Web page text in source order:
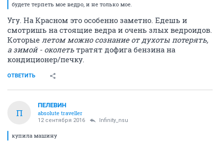
будете терпеть мое ведро, и не только мое.
Угу. На Красном это особенно заметно. Едешь и
смотришь на стоящие ведра и очень злых ведроидов.
Которые летом можно сознание от духоты потерять,
а зимой - околеть тратят дофига бензина на
кондиционер/печку.
ОТВЕТИТЬ
П
ПЕЛЕВИН
absolute traveller
12 сентября 2016 Infinity_nsu
купила машину